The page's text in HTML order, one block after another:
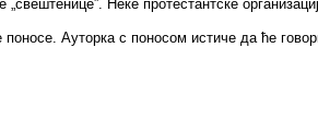
Неке протестантске
Ауторка с поносом истиче да ће